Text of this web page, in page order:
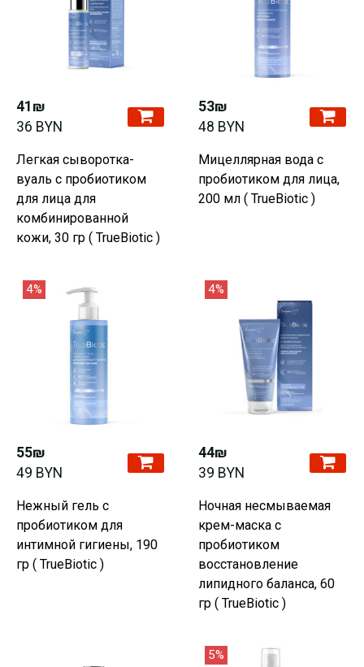
41₪
36 BYN
Легкая сыворотка-
вуаль с пробиотиком
для лица для
комбинированной
кожи, 30 гр ( TrueBiotic )
53₪
48 BYN
Мицеллярная вода с
пробиотиком для лица,
200 мл ( TrueBiotic )
4%
55₪
49 BYN
Нежный гель с
пробиотиком для
интимной гигиены, 190
гр ( TrueBiotic )
4%
44₪
39 BYN
Ночная несмываемая
крем-маска с
пробиотиком
восстановление
липидного баланса, 60
гр ( TrueBiotic )
5%